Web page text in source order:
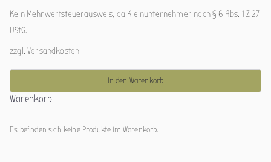
Kein Mehrwertsteuerausweis, da Kleinunternehmer nach § 6 Abs. 1 Z 27
UStG.
zzgl.Versandkosten
In den Warenkorb
Warenkorb
Es befinden sich keine Produkte im Warenkorb.